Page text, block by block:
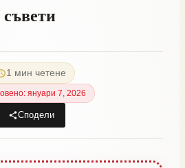
1 мин четене
януари 7, 2026
Сподели